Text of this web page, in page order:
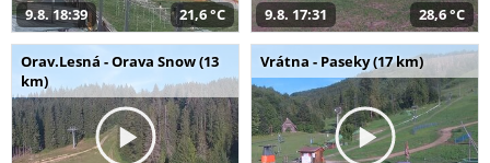
9.8. 18:39 21,6 °C 9.8. 17:31 28,6 °C
Orav.Lesná - Orava Snow (13
km)
Vrátna - Paseky (17 km)